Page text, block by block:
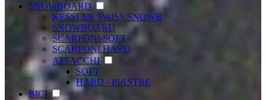
SNOWBOARD
KESSLER SWISS SNOWB
SNOWBOARD
SCARPONI SOFT
SCARPONI HARD
ATTACCHI
SOFT
HARD - PIASTRE
BICI